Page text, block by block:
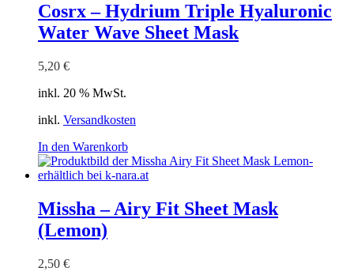
Cosrx – Hydrium Triple Hyaluronic
Water Wave Sheet Mask
5,20 €
inkl. 20 % MwSt.
inkl. Versandkosten
In den Warenkorb
Missha – Airy Fit Sheet Mask
(Lemon)
2,50 €